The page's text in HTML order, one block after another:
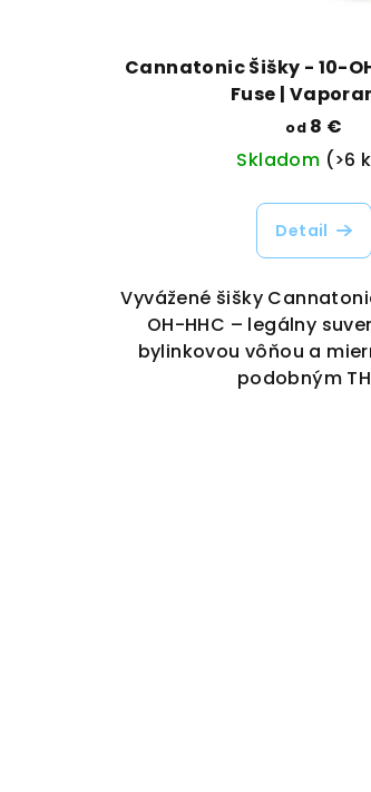
Cannatonic Šišky - 10-
Fuse |
od 8 €
Skladom (>6
Detail
Vyvážené šišky
OH-HHC – legálny
bylinkovou vôňou a
podobným